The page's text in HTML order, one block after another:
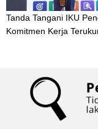
Tanda Tangani IKU
Komitmen Kerja